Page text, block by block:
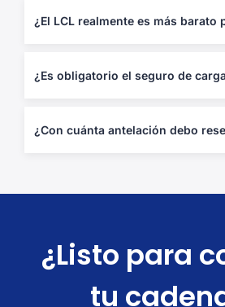
MERCOSUR del 0–20 % más un IVA
utilizado en un FCL, lo que ahorra un
¿Es obligatorio el seguro de
cobertura puerta a puerta durante el pago.
¿Listo para
tu